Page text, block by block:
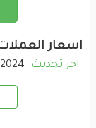
اسعار
اخر تحديث 2024-10-23 08:51:03